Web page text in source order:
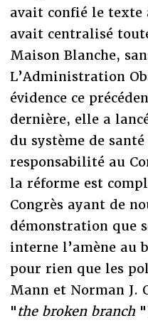
avait confié le
avait centralisé
Maison Blanche,
L’Administration
évidence ce
dernière, elle a
du système de
responsabilité au
la réforme est
Congrès ayant de
démonstration que
interne l’amène au
pour rien que les
Mann et Norman J.
"the broken branch